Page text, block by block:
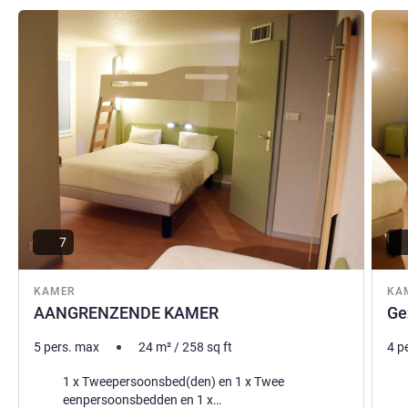
KAMER
AANGRENZENDE KAMER
Meer informatie
7
5 pers. max 24 m²/258 sq ft
Beddengoed
1 x Tweepersoonsbed(den) en 1 x Twee
eenpersoonsbedden en 1 x
Meer
4